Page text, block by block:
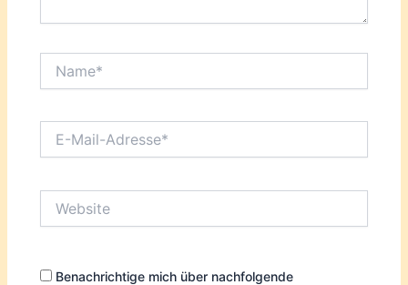
Mail-
Benachrichtige mich über nachfolgende